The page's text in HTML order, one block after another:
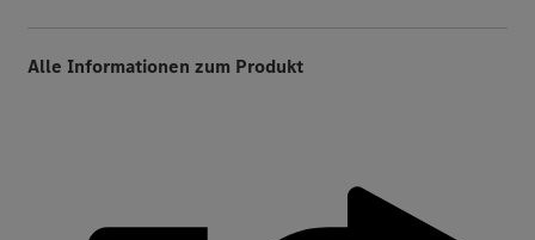
Alle Informationen zum Produkt